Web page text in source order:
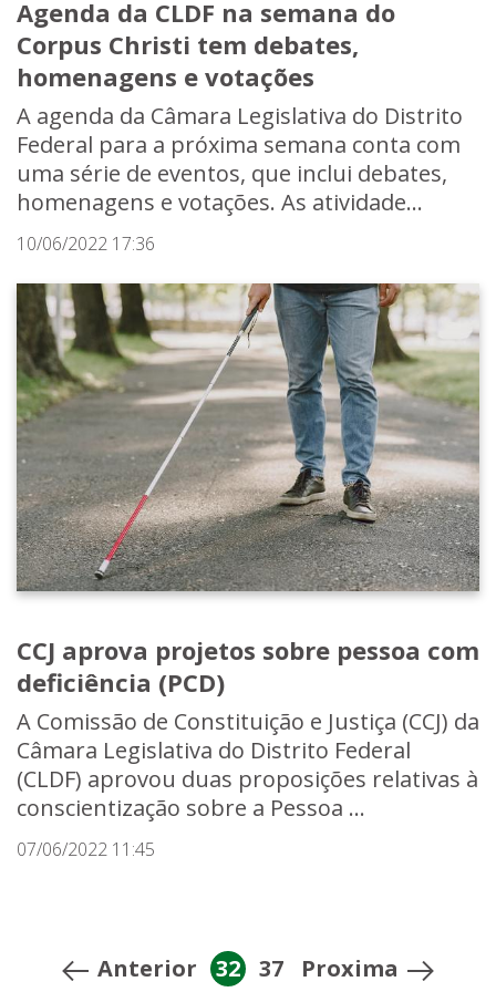
Agenda da CLDF na semana do
Corpus Christi tem debates,
homenagens e votações
A agenda da Câmara Legislativa do Distrito
Federal para a próxima semana conta com
uma série de eventos, que inclui debates,
homenagens e votações. As atividade...
10/06/2022 17:36
CCJ aprova projetos sobre pessoa com
deficiência (PCD)
A Comissão de Constituição e Justiça (CCJ) da
Câmara Legislativa do Distrito Federal
(CLDF) aprovou duas proposições relativas à
conscientização sobre a Pessoa ...
07/06/2022 11:45
Anterior 32 37 Proxima